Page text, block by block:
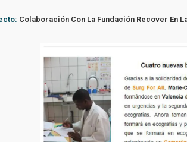
Colaboración Con La Fundación Recover En